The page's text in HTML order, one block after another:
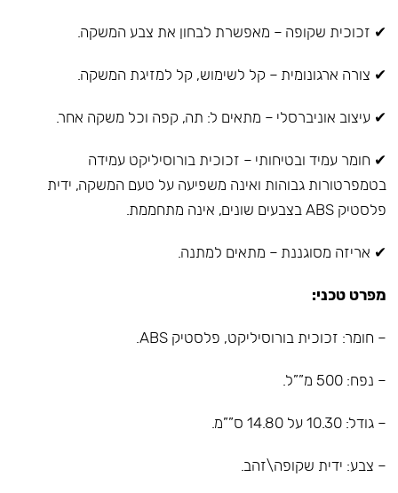
✔ זכוכית שקופה – מאפשרת לבחון את צבע המשקה.
✔ צורה ארגונומית – קל לשימוש, קל למזיגת המשקה.
✔ עיצוב אוניברסלי – מתאים ל: תה, קפה וכל משקה אחר.
✔ חומר עמיד ובטיחותי – זכוכית בורוסיליקט עמידה
בטמפרטורות גבוהות ואינה משפיעה על טעם המשקה, ידית
פלסטיק ABS בצבעים שונים, אינה מתחממת.
✔ אריזה מסוגננת – מתאים למתנה.
מפרט טכני:
– חומר: זכוכית בורוסיליקט, פלסטיק ABS.
– נפח: 500 מ””ל.
– גודל: 10.30 על 14.80 ס””מ.
– צבע: ידית שקופה\זהב.